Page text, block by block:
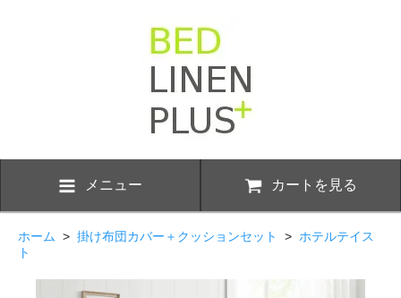
メニュー カートを見る
ホーム > 掛け布団カバー＋クッションセット > ホテルテイス
ト